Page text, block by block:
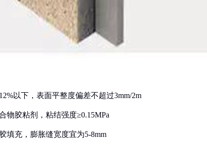
以下，表面平整度偏差不超过3mm/2m
物胶粘剂，粘结强度≥0.15MPa
填充，膨胀缝宽度宜为5-8mm